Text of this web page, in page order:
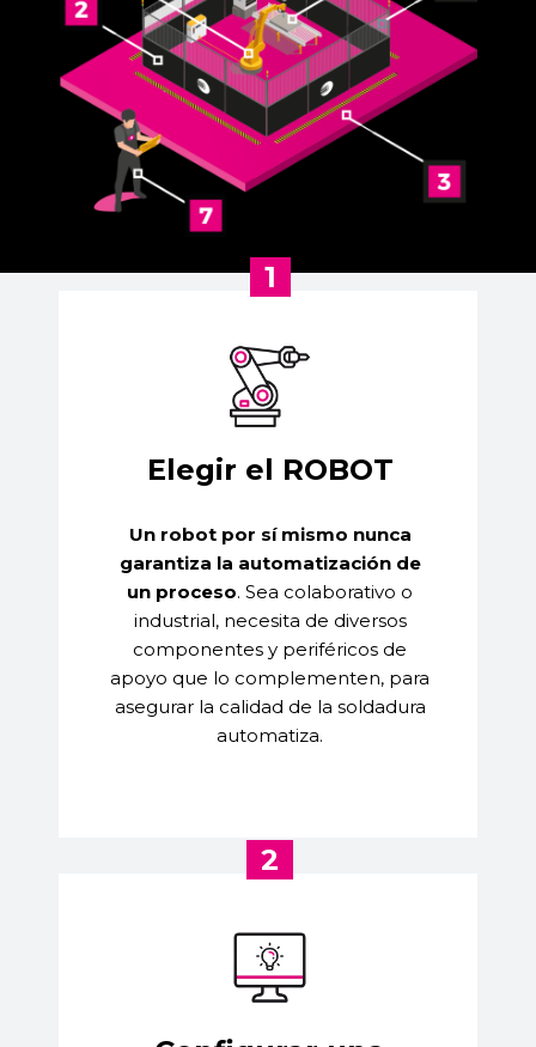
1
Elegir el ROBOT
Un robot por sí mismo nunca
garantiza la automatización de
un proceso. Sea colaborativo o
industrial, necesita de diversos
componentes y periféricos de
apoyo que lo complementen, para
asegurar la calidad de la soldadura
automatiza.
2